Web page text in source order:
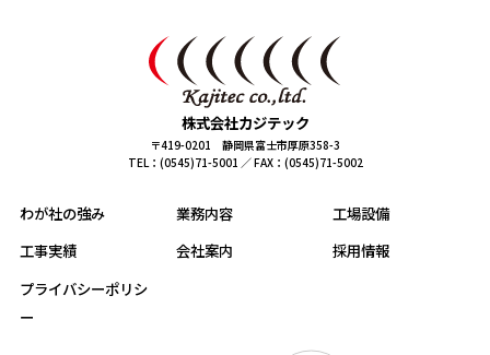
株式会社カジテック
〒419-0201 静岡県富士市厚原358-3
TEL：(0545)71-5001 ／ FAX：(0545)71-5002
わが社の強み 業務内容
工場設備
工事実績
会社案内
採用情報
プライバシーポリシ
ー